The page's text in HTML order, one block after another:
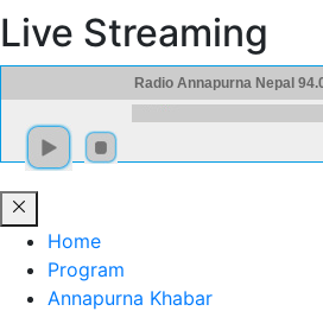
Live Streaming
Radio Annapurna Nepal
Home
Program
Annapurna Khabar